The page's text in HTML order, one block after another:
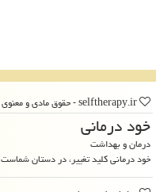
خود درمانی
درمان و بهداشت
خود درمانی کلید تغییر، در دستان شماست